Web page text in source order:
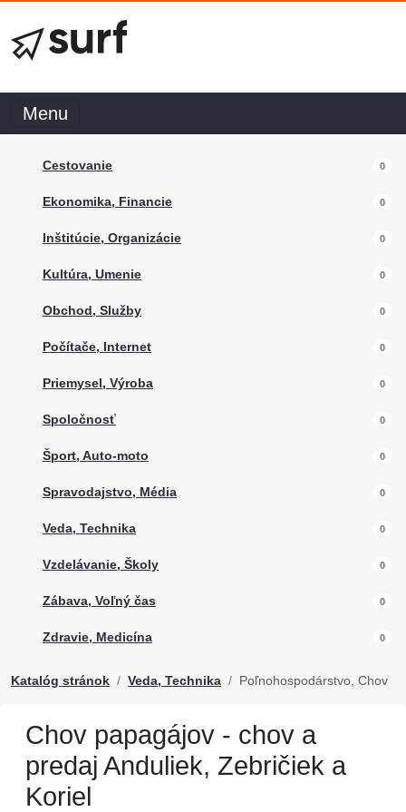
Menu
Cestovanie 0
Ekonomika, Financie 0
Inštitúcie, Organizácie 0
Kultúra, Umenie 0
Obchod, Služby 0
Počítače, Internet 0
Priemysel, Výroba 0
Spoločnosť 0
Šport, Auto-moto 0
Spravodajstvo, Média 0
Veda, Technika 0
Vzdelávanie, Školy 0
Zábava, Voľný čas 0
Zdravie, Medicína 0
Katalóg stránok Veda, Technika Poľnohospodárstvo, Chov
Chov papagájov - chov a
predaj Anduliek, Zebričiek a
Koriel